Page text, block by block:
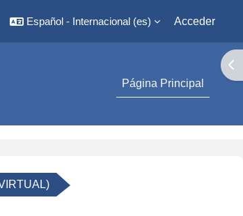
Español - Internacional ‎(es)‎ Acceder
Página Principal